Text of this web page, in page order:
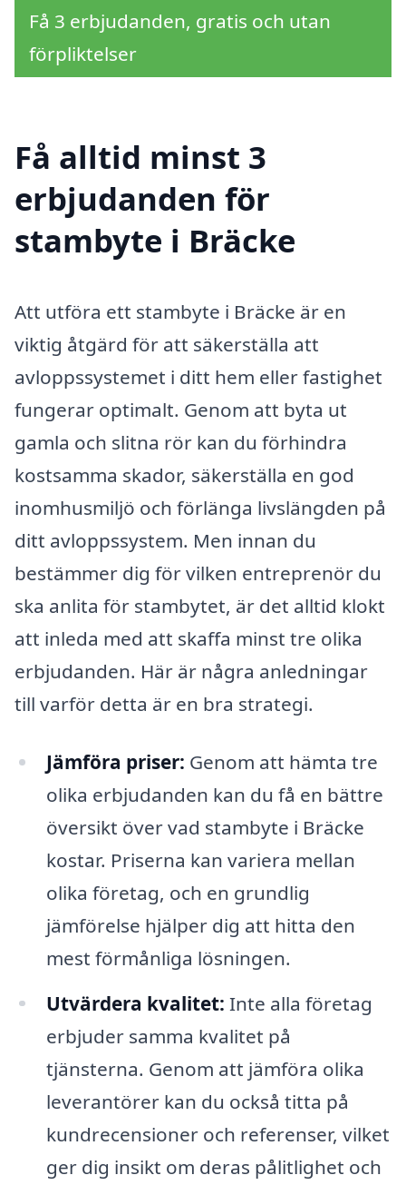
Få 3 erbjudanden, gratis och utan
förpliktelser
Få alltid minst 3
erbjudanden för
stambyte i Bräcke
Att utföra ett stambyte i Bräcke är en
viktig åtgärd för att säkerställa att
avloppssystemet i ditt hem eller fastighet
fungerar optimalt. Genom att byta ut
gamla och slitna rör kan du förhindra
kostsamma skador, säkerställa en god
inomhusmiljö och förlänga livslängden på
ditt avloppssystem. Men innan du
bestämmer dig för vilken entreprenör du
ska anlita för stambytet, är det alltid klokt
att inleda med att skaffa minst tre olika
erbjudanden. Här är några anledningar
till varför detta är en bra strategi.
Jämföra priser: Genom att hämta tre
olika erbjudanden kan du få en bättre
översikt över vad stambyte i Bräcke
kostar. Priserna kan variera mellan
olika företag, och en grundlig
jämförelse hjälper dig att hitta den
mest förmånliga lösningen.
Utvärdera kvalitet: Inte alla företag
erbjuder samma kvalitet på
tjänsterna. Genom att jämföra olika
leverantörer kan du också titta på
kundrecensioner och referenser, vilket
ger dig insikt om deras pålitlighet och